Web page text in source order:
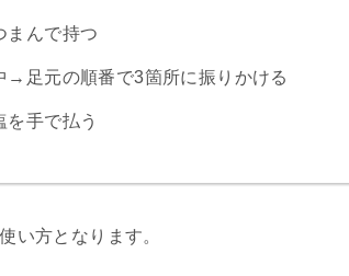
まんで持つ
足元の順番で3箇所に振りかける
を手で払う
い方となります。